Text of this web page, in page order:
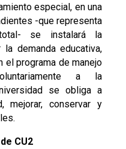
especial, en una
-que representa
se instalará la
la demanda educativa,
el programa de manejo
a la
se obliga a
mejorar, conservar y
CU2